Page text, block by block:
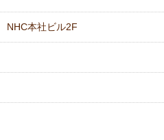
本社ビル2F